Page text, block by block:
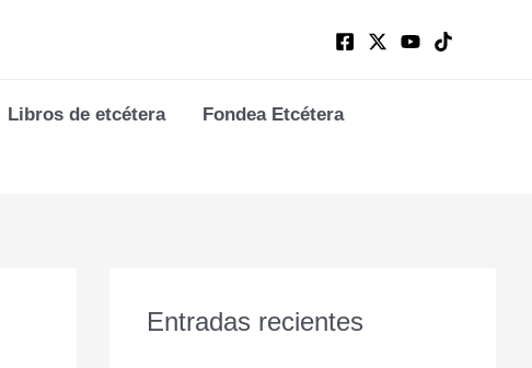
Libros de etcétera Fondea Etcétera
Entradas recientes